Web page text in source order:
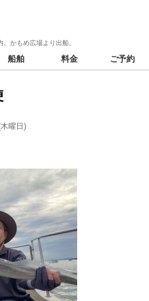
かもめ広場より出船。
船舶 料金 ご予約
曜日)